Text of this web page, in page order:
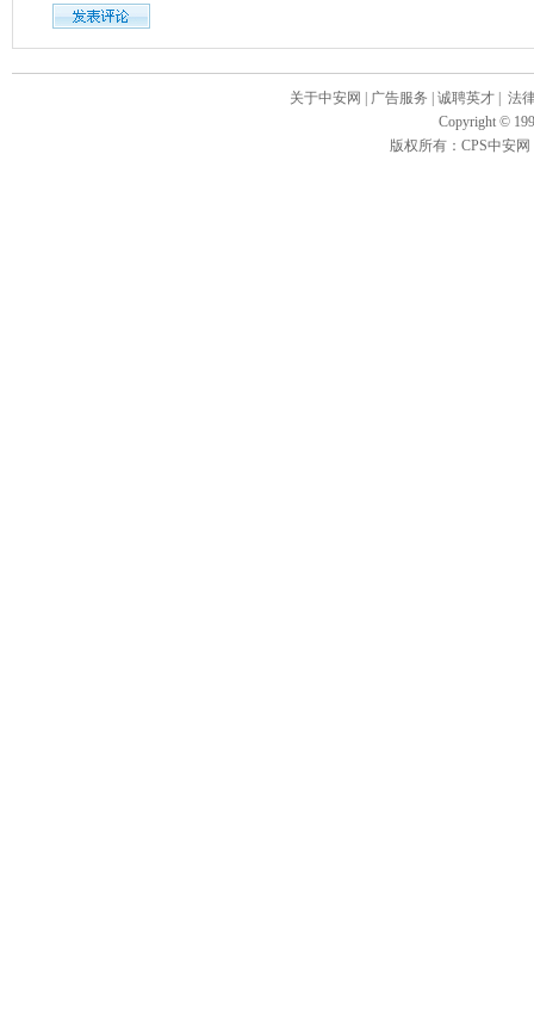
关于中安网 | 广告服务 | 诚聘英才 | 法
Copyright©
版权所有：CPS中安